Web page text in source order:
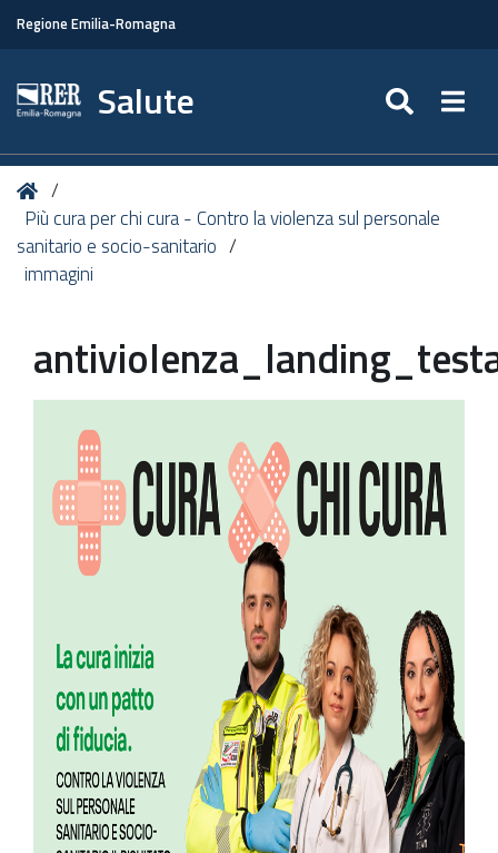
Regione Emilia-Romagna
Salute
Tu
sei
qui:
Home
Più cura per chi cura - Contro la violenza sul personale
sanitario e socio-sanitario
immagini